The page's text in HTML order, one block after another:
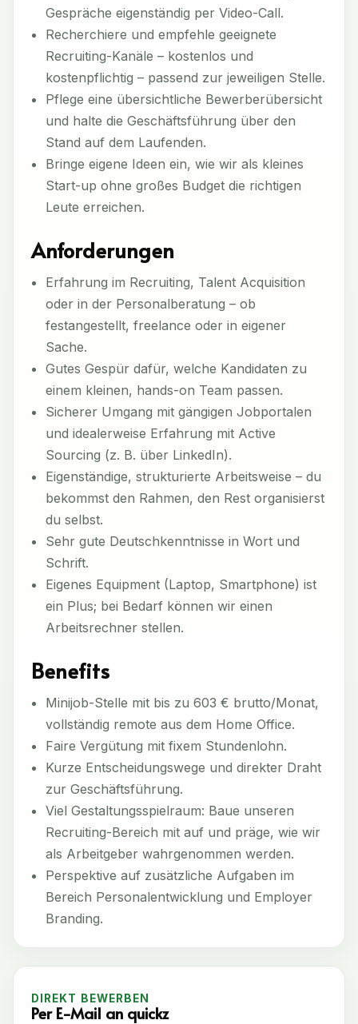
Gespräche eigenständig per Video-Call.
Recherchiere und empfehle geeignete
Recruiting-Kanäle – kostenlos und
kostenpflichtig – passend zur jeweiligen Stelle.
Pflege eine übersichtliche Bewerberübersicht
und halte die Geschäftsführung über den
Stand auf dem Laufenden.
Bringe eigene Ideen ein, wie wir als kleines
Start-up ohne großes Budget die richtigen
Leute erreichen.
Anforderungen
Erfahrung im Recruiting, Talent Acquisition
oder in der Personalberatung – ob
festangestellt, freelance oder in eigener
Sache.
Gutes Gespür dafür, welche Kandidaten zu
einem kleinen, hands-on Team passen.
Sicherer Umgang mit gängigen Jobportalen
und idealerweise Erfahrung mit Active
Sourcing (z. B. über LinkedIn).
Eigenständige, strukturierte Arbeitsweise – du
bekommst den Rahmen, den Rest organisierst
du selbst.
Sehr gute Deutschkenntnisse in Wort und
Schrift.
Eigenes Equipment (Laptop, Smartphone) ist
ein Plus; bei Bedarf können wir einen
Arbeitsrechner stellen.
Benefits
Minijob-Stelle mit bis zu 603 € brutto/Monat,
vollständig remote aus dem Home Office.
Faire Vergütung mit fixem Stundenlohn.
Kurze Entscheidungswege und direkter Draht
zur Geschäftsführung.
Viel Gestaltungsspielraum: Baue unseren
Recruiting-Bereich mit auf und präge, wie wir
als Arbeitgeber wahrgenommen werden.
Perspektive auf zusätzliche Aufgaben im
Bereich Personalentwicklung und Employer
Branding.
DIREKT BEWERBEN
Per E-Mail an quickz